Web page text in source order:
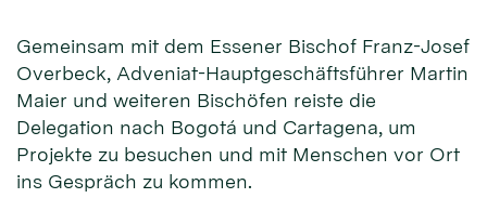
Gemeinsam mit dem Essener Bischof Franz-Josef
Overbeck, Adveniat-Hauptgeschäftsführer Martin
Maier und weiteren Bischöfen reiste die
Delegation nach Bogotá und Cartagena, um
Projekte zu besuchen und mit Menschen vor Ort
ins Gespräch zu kommen.